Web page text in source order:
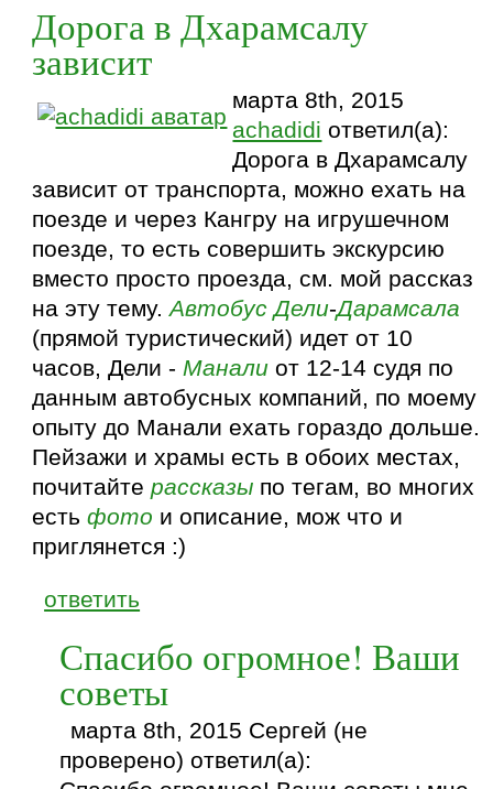
Дорога в Дхарамсалу
зависит
марта 8th, 2015
achadidi ответил(а):
Дорога в Дхарамсалу
зависит от транспорта, можно ехать на
поезде и через Кангру на игрушечном
поезде, то есть совершить экскурсию
вместо просто проезда, см. мой рассказ
на эту тему.Автобус Дели-Дарамсала
(прямой туристический) идет от 10
часов, Дели - Манали от 12-14 судя по
данным автобусных компаний, по моему
опыту до Манали ехать гораздо дольше.
Пейзажи и храмы есть в обоих местах,
почитайтерассказы по тегам, во многих
естьфото и описание, мож что и
приглянется :)
ответить
Спасибо огромное! Ваши
советы
марта 8th, 2015 Сергей (не
проверено) ответил(а):